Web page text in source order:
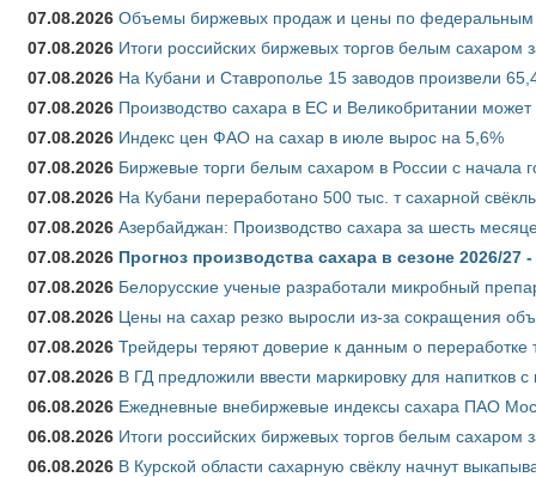
07.08.2026 Объемы биржевых продаж и цены по федеральным
07.08.2026 Итоги российских биржевых торгов белым сахаром
07.08.2026 На Кубани и Ставрополье 15 заводов произвели
07.08.2026 Производство сахара в ЕС и Великобритании
07.08.2026 Индекс цен ФАО на сахар в июле вырос на 5,6%
07.08.2026 Биржевые торги белым сахаром в России с начала
07.08.2026 На Кубани переработано 500 тыс. т сахарной
07.08.2026 Азербайджан: Производство сахара за шесть
07.08.2026 Прогноз производства сахара в сезоне 2026/
07.08.2026 Белорусские ученые разработали микробный
07.08.2026 Цены на сахар резко выросли из-за сокращения
07.08.2026 Трейдеры теряют доверие к данным о переработке
07.08.2026 В ГД предложили ввести маркировку для напитков
06.08.2026 Ежедневные внебиржевые индексы сахара ПАО
06.08.2026 Итоги российских биржевых торгов белым сахаром
06.08.2026 В Курской области сахарную свёклу начнут